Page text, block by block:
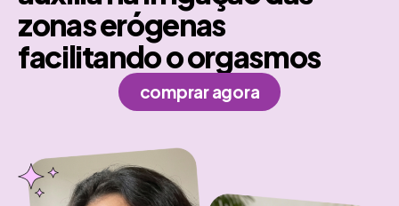
zonas erógenas
facilitando o orgasmos
comprar agora